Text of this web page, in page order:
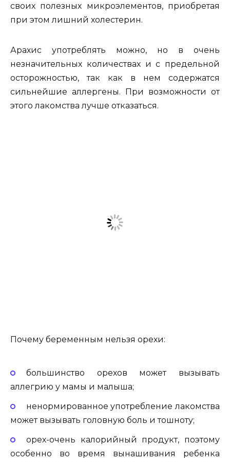
своих полезных микроэлементов, приобретая
при этом лишний холестерин.
Арахис употреблять можно, но в очень
незначительных количествах и с предельной
осторожностью, так как в нем содержатся
сильнейшие аллергены. При возможности от
этого лакомства лучше отказаться.
Почему беременным нельзя орехи:
большинство орехов может вызывать
аллегрию у мамы и малыша;
ненормированное употребление лакомства
может вызывать головную боль и тошноту;
орех-очень калорийный продукт, поэтому
особенно во время вынашивания ребенка